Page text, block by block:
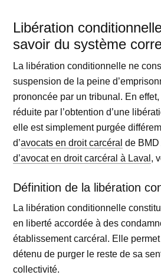
Libération
savoir du système
La libération conditionnelle ne
suspension de la peine
prononcée par un tribunal. En
réduite par l’obtention d’une
elle est simplement purgée
d’avocats en droit carcéral de
d’avocat en droit carcéral à Laval ,
Définition de la libération
La libération conditionnelle
en liberté accordée à des
établissement carcéral. Elle
détenu de purger le reste de sa
collectivité.